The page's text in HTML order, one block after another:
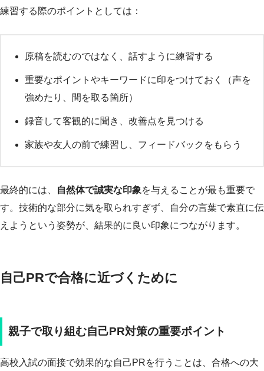
練習する際のポイントとしては：
原稿を読むのではなく、話すように練習する
重要なポイントやキーワードに印をつけておく（声を
強めたり、間を取る箇所）
録音して客観的に聞き、改善点を見つける
家族や友人の前で練習し、フィードバックをもらう
最終的には、 自然体で誠実な印象を与えることが最も重要で
す。技術的な部分に気を取られすぎず、自分の言葉で素直に伝
えようという姿勢が、結果的に良い印象につながります。
自己PRで合格に近づくために
親子で取り組む自己PR対策の重要ポイント
高校入試の面接で効果的な自己PRを行うことは、合格への大